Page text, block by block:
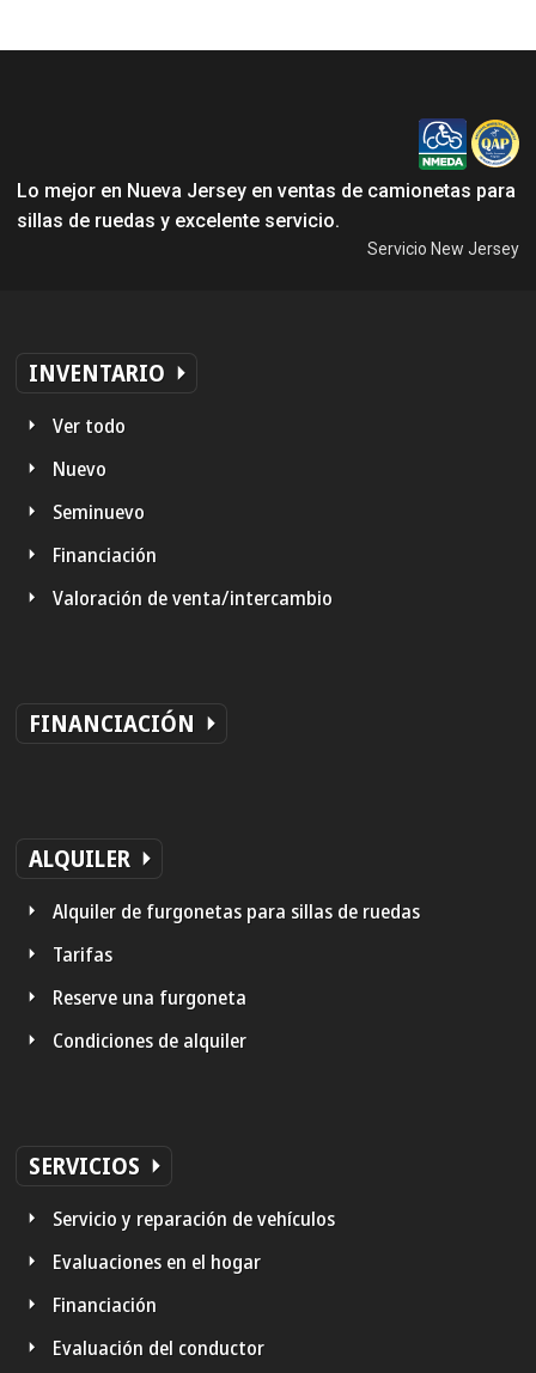
Lo mejor en Nueva Jersey en ventas de camionetas para
sillas de ruedas y excelente servicio.
Servicio New Jersey
INVENTARIO
Ver todo
Nuevo
Seminuevo
Financiación
Valoración de venta/intercambio
FINANCIACIÓN
ALQUILER
Alquiler de furgonetas para sillas de ruedas
Tarifas
Reserve una furgoneta
Condiciones de alquiler
SERVICIOS
Servicio y reparación de vehículos
Evaluaciones en el hogar
Financiación
Evaluación del conductor